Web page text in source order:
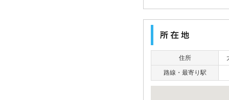
住所
路線・最寄り駅